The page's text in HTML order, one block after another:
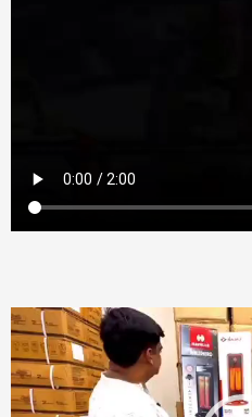
Video
Player